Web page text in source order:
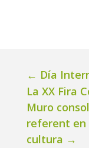
← Día
La XX Fira
Muro
referent en
cultura →